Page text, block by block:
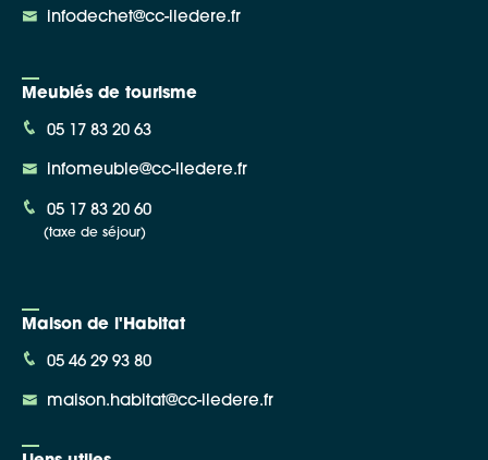
infodechet@cc-iledere.fr
Meublés de tourisme
05 17 83 20 63
infomeuble@cc-iledere.fr
05 17 83 20 60
(taxe de séjour)
Maison de l'Habitat
05 46 29 93 80
maison.habitat@cc-iledere.fr